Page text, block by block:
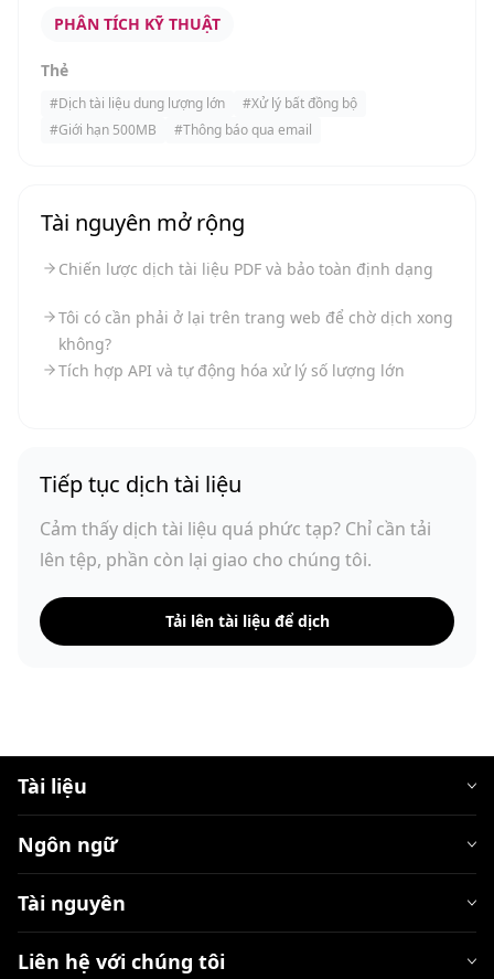
PHÂN TÍCH KỸ THUẬT
Thẻ
#Dịch tài liệu dung lượng lớn #Xử lý bất đồng bộ
#Giới hạn 500MB #Thông báo qua email
Tài nguyên mở rộng
Chiến lược dịch tài liệu PDF và bảo toàn định dạng
Tôi có cần phải ở lại trên trang web để chờ dịch xong
không?
Tích hợp API và tự động hóa xử lý số lượng lớn
Tiếp tục dịch tài liệu
Cảm thấy dịch tài liệu quá phức tạp? Chỉ cần tải
lên tệp, phần còn lại giao cho chúng tôi.
Tải lên tài liệu để dịch
Tài liệu
Ngôn ngữ
Tài nguyên
Liên hệ với chúng tôi